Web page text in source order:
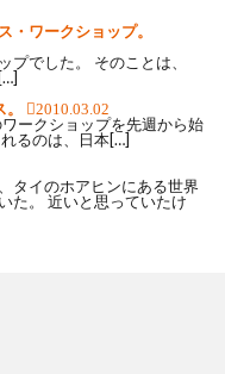
・ワークショップ。
でした。 そのことは、
2010.03.02
ークショップを先週から始
るのは、日本[…]
タイのホアヒンにある世界
た。 近いと思っていたけ